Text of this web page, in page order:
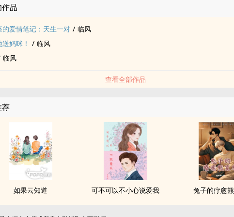
现被狼文网盗文了，请各位认明popo啊……
品
的爱情笔记：天生一对 / 临风
妈咪！ / 临风
临风
查看全部作品
荐
如果云知道 可不可以不小心说爱我 兔子的疗愈